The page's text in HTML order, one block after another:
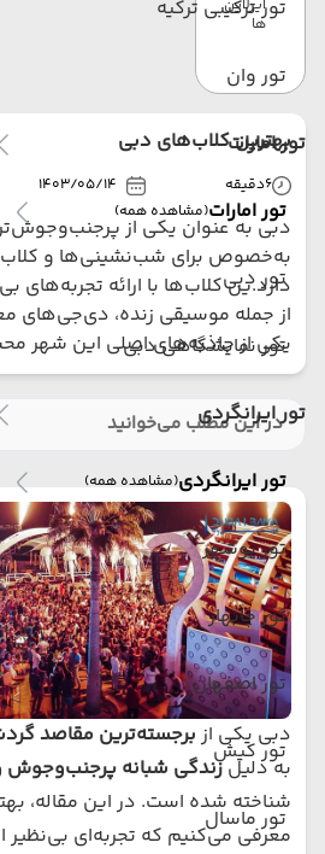
تور ترکیبی ترکیه
تور وان
تور امارات
تور امارات(مشاهده همه)
تور دبی
تور نمایشگاهی دبی
تور ایرانگردی
تور ایرانگردی(مشاهده همه)
تور بوشهر
تور چابهار
تور اصفهان
تور کیش
تور ماسال
ایرلاین
ها
بهترین کلاب‌های دبی
6دقیقه 1403/05/14
دبی به عنوان یکی از
به‌خصوص برای شب‌نشینی‌ها و
دارد.ین کلاب‌ها با ارائه تجربه‌های
از جمله موسیقی زنده، دی‌جی‌های
یکی از جاذبه‌های اصلی این شهر
در این مطلب می‌خوانید
دبی یکی از برجسته‌ترین مقاصد
به دلیلزندگی شبانه پرجنب‌وجوش
شناخته شده است. در این مقاله،
معرفی می‌کنیم که تجربه‌ای بی‌نظیر